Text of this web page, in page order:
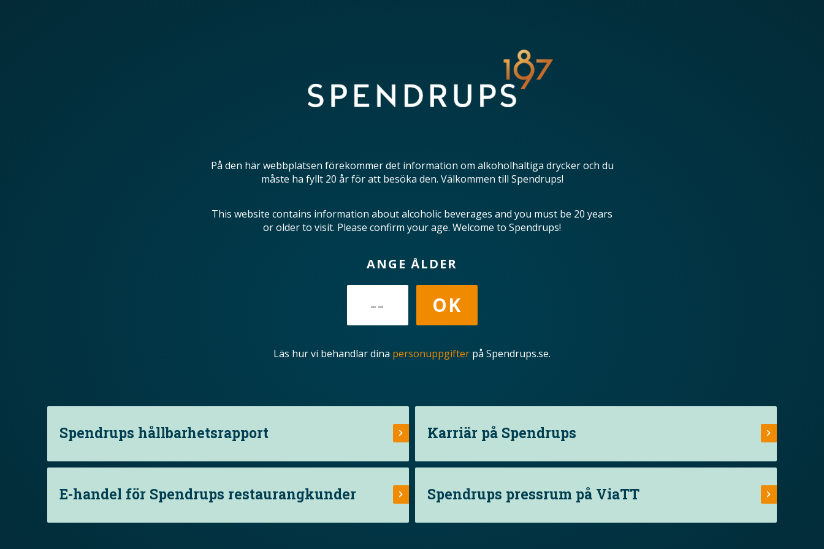
På den här webbplatsen förekommer det information om alkoholhaltiga drycker och du
måste ha fyllt 20 år för att besöka den. Välkommen till Spendrups!
This website contains information about alcoholic beverages and you must be 20 years
or older to visit. Please confirm your age. Welcome to Spendrups!
ANGE ÅLDER
Läs hur vi behandlar dina personuppgifter på Spendrups.se.
Spendrups hållbarhetsrapport Karriär på Spendrups
E-handel för Spendrups restaurangkunder Spendrups pressrum på ViaTT